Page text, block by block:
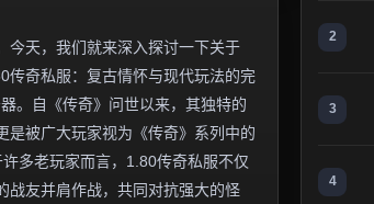
今天，我们就来深入探讨一下关于
传奇私服：复古情怀与现代玩法的完
。自《传奇》问世以来，其独特的
是被广大玩家视为《传奇》系列中的
多老玩家而言，1.80传奇私服不仅
战友并肩作战，共同对抗强大的怪
2
3
4